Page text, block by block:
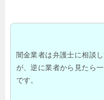
闇金業者は弁護士に相談
が、逆に業者から見たら
です。